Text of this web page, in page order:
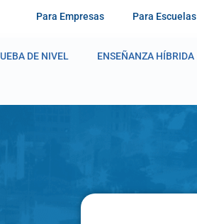
Para Empresas Para Escuelas
DE NIVEL ENSEÑANZA HÍBRIDA